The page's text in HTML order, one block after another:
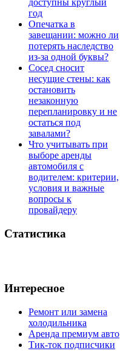
доступны круглый
год
Опечатка в
завещании: можно ли
потерять наследство
из-за одной буквы?
Сосед сносит
несущие стены: как
остановить
незаконную
перепланировку и не
остаться под
завалами?
Что учитывать при
выборе аренды
автомобиля с
водителем: критерии,
условия и важные
вопросы к
провайдеру
Статистика
Интересное
Ремонт или замена
холодильника
Аренда премиум авто
Тик-ток подписчики